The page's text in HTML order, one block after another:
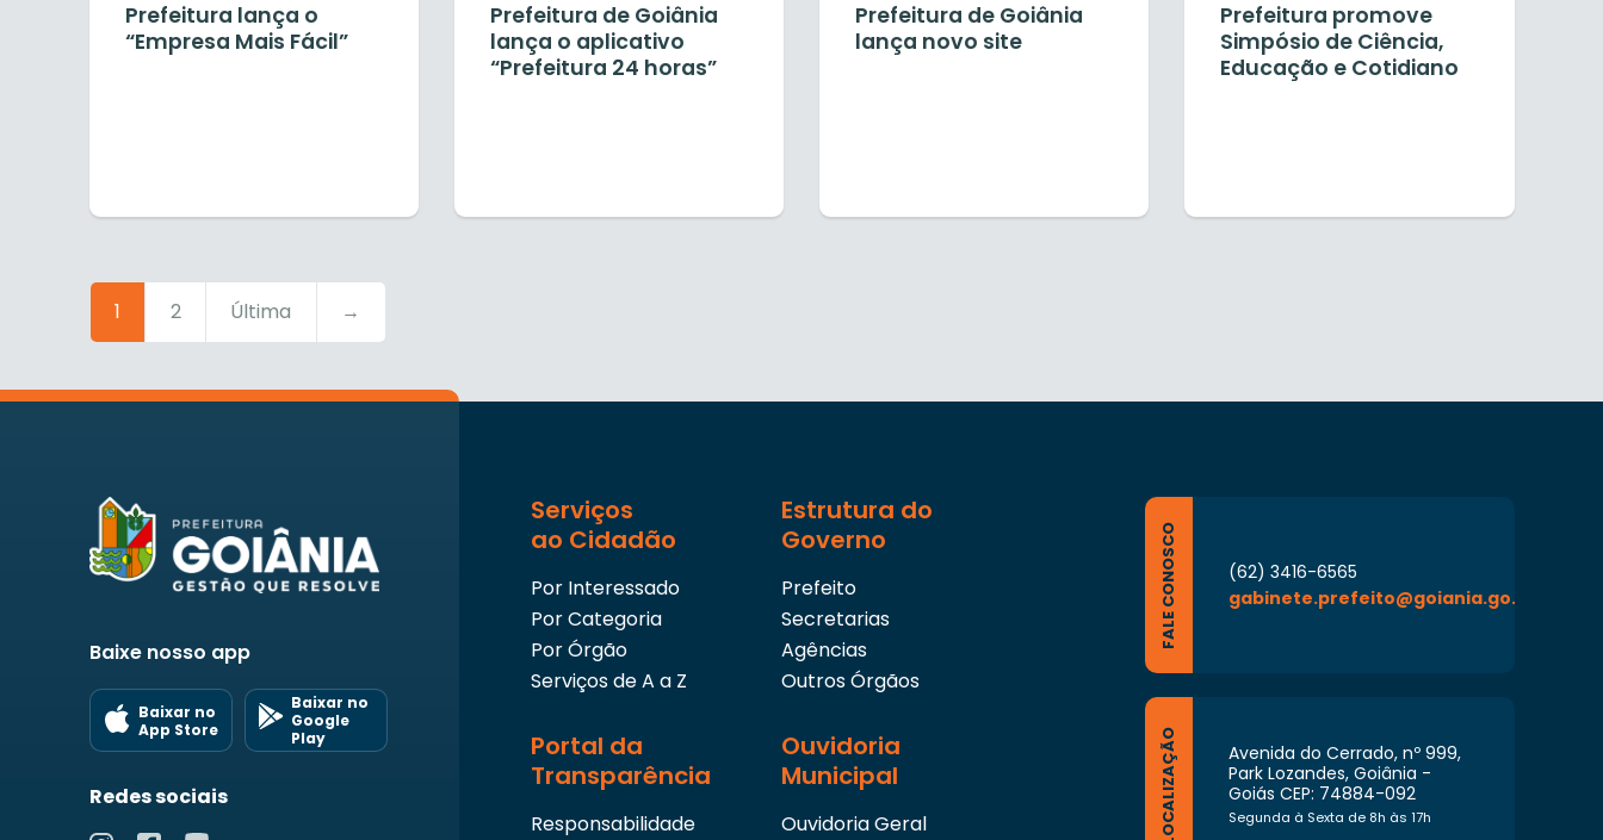
Prefeitura lança o
“Empresa Mais Fácil”
Prefeitura de Goiânia
lança o aplicativo
“Prefeitura 24 horas”
Prefeitura de Goiânia
lança novo site
Prefeitura promove
Simpósio de Ciência,
Educação e Cotidiano
1 2 Última →
Baixe nosso app
Baixar no
App Store
Baixar no
Google
Play
Redes sociais
Serviços
ao Cidadão
Por Interessado
Por Categoria
Por Órgão
Serviços de A a Z
Estrutura do
Governo
Prefeito
Secretarias
Agências
Outros Órgãos
Portal da
Transparência
Responsabilidade
Ouvidoria
Municipal
Ouvidoria Geral
FALE CONOSCO
(62) 3416-6565
gabinete.prefeito@goiania.go.gov.br
LOCALIZAÇÃO
Avenida do Cerrado, nº 999,
Park Lozandes, Goiânia -
Goiás CEP: 74884-092
Segunda à Sexta de 8h às 17h